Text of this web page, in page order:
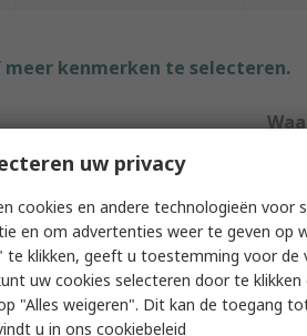
kenmerken te selecteren.
24
IDC
2
uw privacy
cookies en andere technologieën voor
en om advertenties weer te geven op
te klikken, geeft u toestemming voor de
uw cookies selecteren door te
"Alles weigeren". Dit kan de toegang
u in ons cookiebeleid